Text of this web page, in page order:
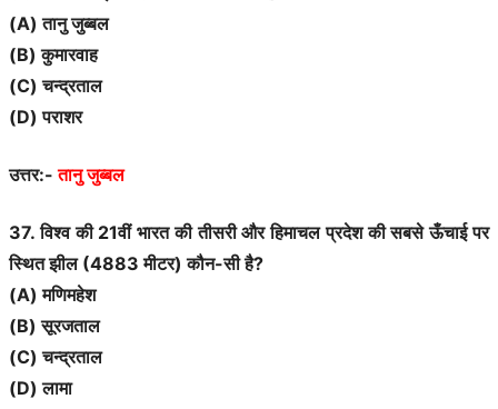
(A) तानु जुब्बल
(B) कुमारवाह
(C) चन्द्रताल
(D) पराशर
उत्तर:- तानु जुब्बल
37. विश्व की 21वीं भारत की तीसरी और हिमाचल प्रदेश की सबसे ऊँचाई पर
स्थित झील (4883 मीटर) कौन-सी है?
(A) मणिमहेश
(B) सूरजताल
(C) चन्द्रताल
(D) लामा